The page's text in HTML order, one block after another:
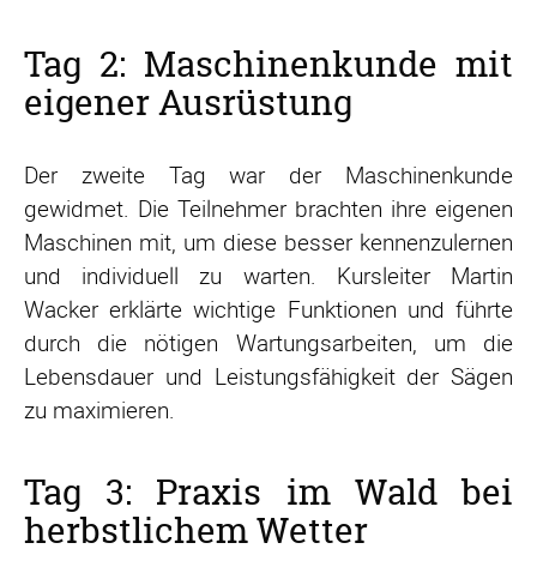
Tag 2: Maschinenkunde mit
eigener Ausrüstung
Der zweite Tag war der Maschinenkunde
gewidmet. Die Teilnehmer brachten ihre eigenen
Maschinen mit, um diese besser kennenzulernen
und individuell zu warten. Kursleiter Martin
Wacker erklärte wichtige Funktionen und führte
durch die nötigen Wartungsarbeiten, um die
Lebensdauer und Leistungsfähigkeit der Sägen
zu maximieren.
Tag 3: Praxis im Wald bei
herbstlichem Wetter